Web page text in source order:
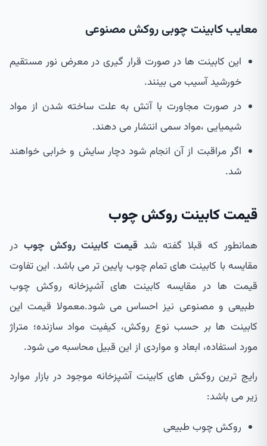
معایب کابینت چوبی روکش مصنوعی
این کابینت ها در صورت قرار گیری در معرض نور مستقیم
خورشید آسیب می بینند.
در صورت مجاورت با آتش به علت ساخته شدن از مواد
شیمیایی ،مواد سمی انتشار می دهند.
اگر مراقبت از آن انجام شود دچار سایش و خرابی خواهند
شد.
قیمت کابینت روکش چوب
همانطور که قبلا گفته شد قیمت کابینت روکش چوب در
مقایسه با کابینت های تمام چوب پایین تر می باشد. این تفاوت
قیمت ها در مقایسه کابینت های آشپزخانه روکش چوب
طبیعی و مصنوعی نیز احساس می شود.معمولا قیمت این
کابینت ها بر حسب نوع روکش، کیفیت مواد سازنده؛ متراژ
مورد استفاده، ابعاد و مواردی از این قبیل محاسبه می شود.
رایج ترین روکش های کابینت آشپزخانه موجود در بازار موارد
زیر می باشد:
روکش چوب طبیعی